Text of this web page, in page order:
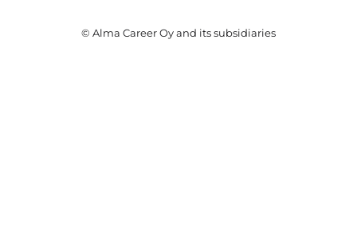
© Alma Career Oy and its subsidiaries